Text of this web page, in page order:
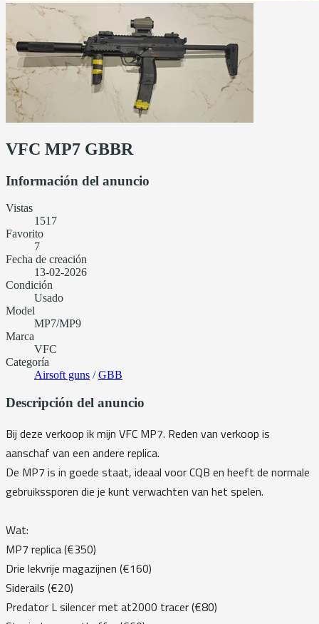
VFC MP7 GBBR
Información del anuncio
Vistas
1517
Favorito
7
Fecha de creación
13-02-2026
Condición
Usado
Model
MP7/MP9
Marca
VFC
Categoría
Airsoft guns /GBB
Descripción del anuncio
Bij deze verkoop ik mijn VFC MP7. Reden van verkoop is
aanschaf van een andere replica.
De MP7 is in goede staat, ideaal voor CQB en heeft de normale
gebruikssporen die je kunt verwachten van het spelen.
Wat:
MP7 replica (€350)
Drie lekvrije magazijnen (€160)
Siderails (€20)
Predator L silencer met at2000 tracer (€80)